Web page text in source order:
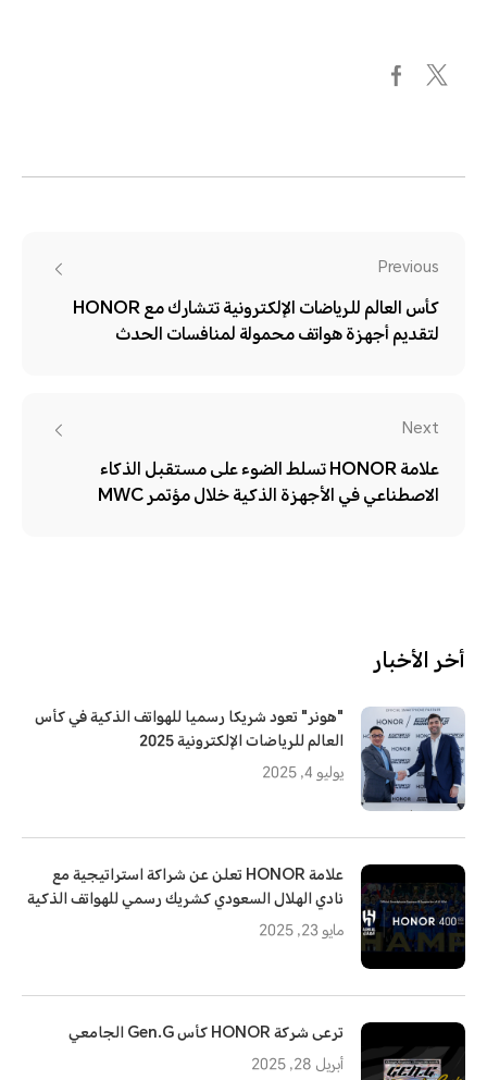
Previous
كأس العالم للرياضات الإلكترونية تتشارك مع HONOR
لتقديم أجهزة هواتف محمولة لمنافسات الحدث
Next
علامة HONOR تسلط الضوء على مستقبل الذكاء
الاصطناعي في الأجهزة الذكية خلال مؤتمر MWC
أخر الأخبار
"هونر" تعود شريكا رسميا للهواتف الذكية في كأس
العالم للرياضات الإلكترونية 2025
يوليو 4, 2025
علامة HONOR تعلن عن شراكة استراتيجية مع
نادي الهلال السعودي كشريك رسمي للهواتف الذكية
مايو 23, 2025
ترعى شركة HONOR كأس Gen.G الجامعي
أبريل 28, 2025